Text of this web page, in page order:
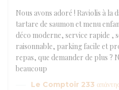
Nous avons adoré ! Raviolis à
tartare de saumon et menu
déco moderne, service rapide ,
raisonnable, parking facile et
repas, que demander de plus ?
beaucoup
Le Comptoir 233